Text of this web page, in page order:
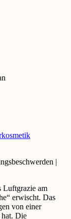
Luftgrazie am
erwischt. Das
von einer
Die